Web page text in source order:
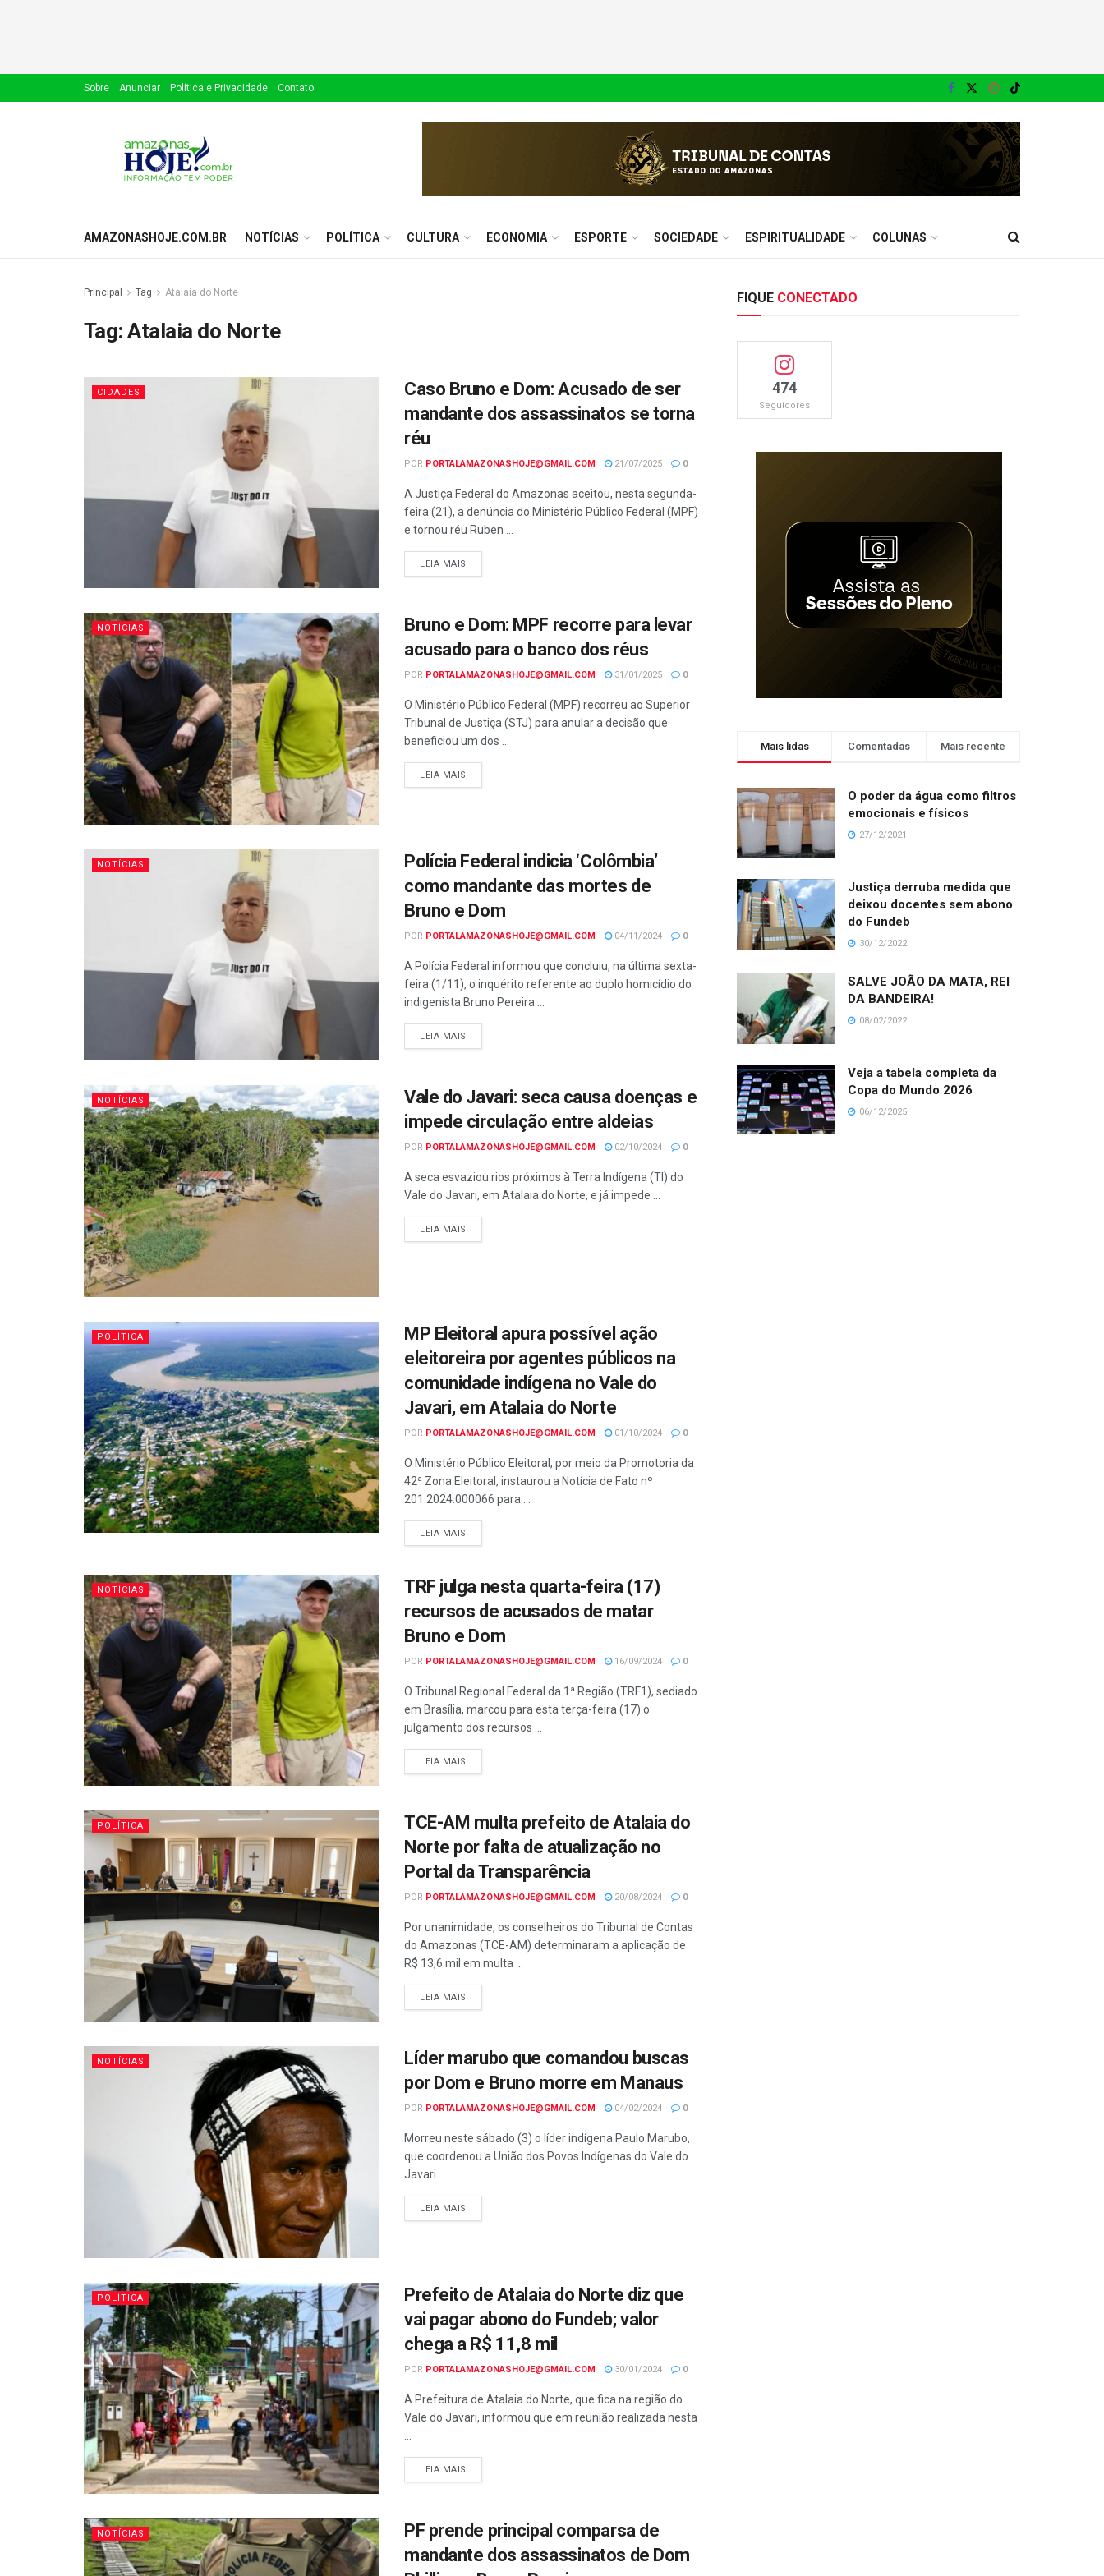
Sobre Anunciar Política e Privacidade Contato
AMAZONASHOJE.COM.BR NOTÍCIAS POLÍTICA CULTURA ECONOMIA ESPORTE SOCIEDADE ESPIRITUALIDADE COLUNAS
Principal Tag Atalaia do Norte
Tag:Atalaia do Norte
CIDADES
Caso Bruno e Dom: Acusado de ser
mandante dos assassinatos se torna
réu
POR PORTALAMAZONASHOJE@GMAIL.COM 21/07/2025 0
A Justiça Federal do Amazonas aceitou, nesta segunda-
feira (21), a denúncia do Ministério Público Federal (MPF)
e tornou réu Ruben ...
LEIA MAIS
NOTÍCIAS
Bruno e Dom: MPF recorre para levar
acusado para o banco dos réus
POR PORTALAMAZONASHOJE@GMAIL.COM 31/01/2025 0
O Ministério Público Federal (MPF) recorreu ao Superior
Tribunal de Justiça (STJ) para anular a decisão que
beneficiou um dos ...
LEIA MAIS
NOTÍCIAS
Polícia Federal indicia ‘Colômbia’
como mandante das mortes de
Bruno e Dom
POR PORTALAMAZONASHOJE@GMAIL.COM 04/11/2024 0
A Polícia Federal informou que concluiu, na última sexta-
feira (1/11), o inquérito referente ao duplo homicídio do
indigenista Bruno Pereira ...
LEIA MAIS
NOTÍCIAS
Vale do Javari: seca causa doenças e
impede circulação entre aldeias
POR PORTALAMAZONASHOJE@GMAIL.COM 02/10/2024 0
A seca esvaziou rios próximos à Terra Indígena (TI) do
Vale do Javari, em Atalaia do Norte, e já impede ...
LEIA MAIS
POLÍTICA
MP Eleitoral apura possível ação
eleitoreira por agentes públicos na
comunidade indígena no Vale do
Javari, em Atalaia do Norte
POR PORTALAMAZONASHOJE@GMAIL.COM 01/10/2024 0
O Ministério Público Eleitoral, por meio da Promotoria da
42ª Zona Eleitoral, instaurou a Notícia de Fato nº
201.2024.000066 para ...
LEIA MAIS
NOTÍCIAS
TRF julga nesta quarta-feira (17)
recursos de acusados de matar
Bruno e Dom
POR PORTALAMAZONASHOJE@GMAIL.COM 16/09/2024 0
O Tribunal Regional Federal da 1ª Região (TRF1), sediado
em Brasília, marcou para esta terça-feira (17) o
julgamento dos recursos ...
LEIA MAIS
POLÍTICA
TCE-AM multa prefeito de Atalaia do
Norte por falta de atualização no
Portal da Transparência
POR PORTALAMAZONASHOJE@GMAIL.COM 20/08/2024 0
Por unanimidade, os conselheiros do Tribunal de Contas
do Amazonas (TCE-AM) determinaram a aplicação de
R$ 13,6 mil em multa ...
LEIA MAIS
NOTÍCIAS
Líder marubo que comandou buscas
por Dom e Bruno morre em Manaus
POR PORTALAMAZONASHOJE@GMAIL.COM 04/02/2024 0
Morreu neste sábado (3) o líder indígena Paulo Marubo,
que coordenou a União dos Povos Indígenas do Vale do
Javari ...
LEIA MAIS
POLÍTICA
Prefeito de Atalaia do Norte diz que
vai pagar abono do Fundeb; valor
chega a R$ 11,8 mil
POR PORTALAMAZONASHOJE@GMAIL.COM 30/01/2024 0
A Prefeitura de Atalaia do Norte, que fica na região do
Vale do Javari, informou que em reunião realizada nesta
LEIA MAIS
NOTÍCIAS
PF prende principal comparsa de
mandante dos assassinatos de Dom
FIQUE CONECTADO
474
Seguidores
Mais lidas Comentadas Mais recente
O poder da água como filtros
emocionais e físicos
27/12/2021
Justiça derruba medida que
deixou docentes sem abono
do Fundeb
30/12/2022
SALVE JOÃO DA MATA, REI
DA BANDEIRA!
08/02/2022
Veja a tabela completa da
Copa do Mundo 2026
06/12/2025